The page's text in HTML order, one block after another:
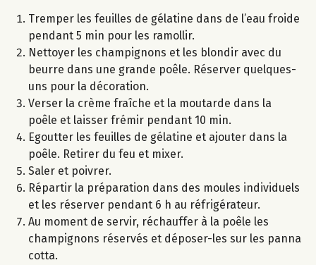
Tremper les feuilles de gélatine dans de l’eau froide
pendant 5 min pour les ramollir.
Nettoyer les champignons et les blondir avec du
beurre dans une grande poêle. Réserver quelques-
uns pour la décoration.
Verser la crème fraîche et la moutarde dans la
poêle et laisser frémir pendant 10 min.
Egoutter les feuilles de gélatine et ajouter dans la
poêle. Retirer du feu et mixer.
Saler et poivrer.
Répartir la préparation dans des moules individuels
et les réserver pendant 6 h au réfrigérateur.
Au moment de servir, réchauffer à la poêle les
champignons réservés et déposer-les sur les panna
cotta.